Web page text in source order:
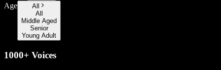
Age
All
All
Middle Aged
Senior
Young Adult
1000+ Voices